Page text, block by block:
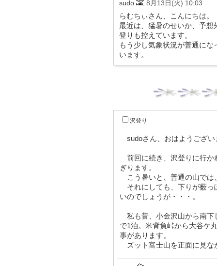
sudo 8月13日(火) 10:03
らむちぃさん、こんにちは。
最近は、猛暑のせいか、予
登りも控えています。
もう少し気象状況が普通に
います。
沢登り
sudoさん、おはようござい
前回に続き、沢登りに行か
ぎります。
こう暑いと、普通の山では
それにしても、下りが薮っ
いのでしょうが・・・。
私も昔、小金沢山から南下
で1泊。米背負峠から大谷ケ
事があります。
ズット富士山を正面に見な